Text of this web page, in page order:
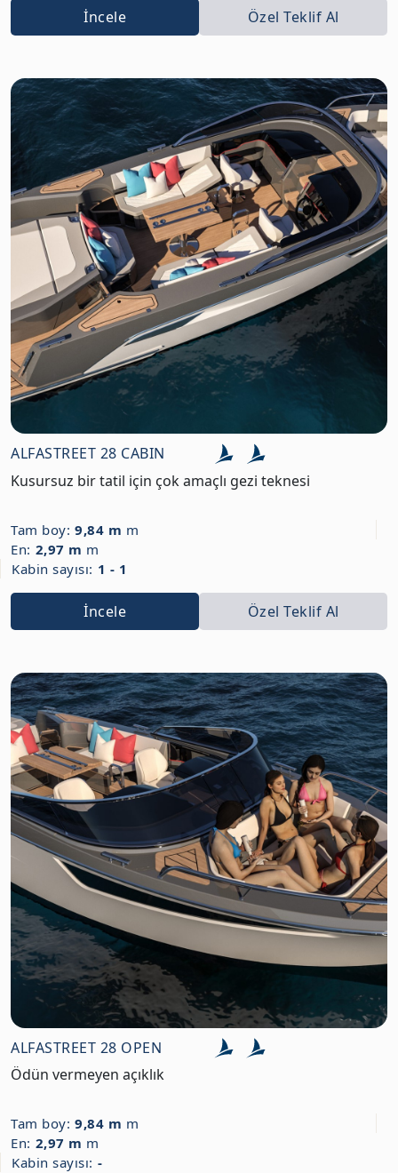
İncele Özel Teklif Al
ALFASTREET 28 CABIN
Kusursuz bir tatil için çok amaçlı gezi teknesi
Tam boy: 9,84 m m
En: 2,97 m m
Kabin sayısı: 1 - 1
İncele Özel Teklif Al
ALFASTREET 28 OPEN
Ödün vermeyen açıklık
Tam boy: 9,84 m m
En: 2,97 m m
Kabin sayısı: -